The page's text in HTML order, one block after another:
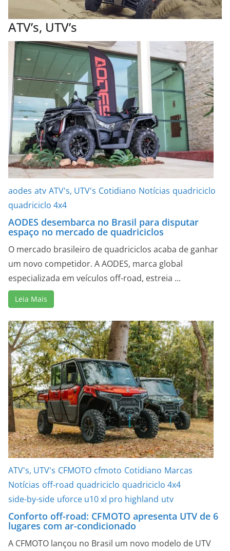
ATV’s, UTV’s
aodes atv ATV's, UTV's Cotidiano Notícias quadriciclo
quadriciclo 4x4
AODES desembarca no Brasil para disputar
espaço no mercado de quadriciclos
O mercado brasileiro de quadriciclos acaba de ganhar
um novo competidor. A AODES, marca global
especializada em veículos off-road, estreia ...
Leia Mais
ATV's, UTV's CFMOTO cfmoto Cotidiano Marcas
Notícias off-road quadriciclo quadriciclo 4x4
side-by-side uforce u10 xl pro highland utv
Conforto off-road: CFMOTO apresenta UTV de 6
lugares com ar-condicionado
A CFMOTO lançou no Brasil um novo modelo de UTV